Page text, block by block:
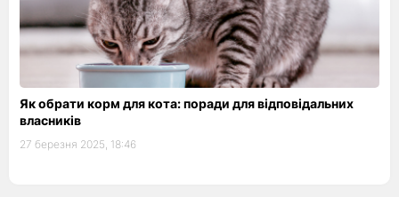
Як обрати корм для кота: поради для відповідальних
власників
27 березня 2025, 18:46